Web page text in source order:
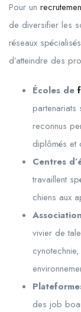
Pour un
de diversifier les
réseaux
d’atteindre des
Écoles de
reconnus
diplômés et
Centres
travaillent
chiens aux
vivier de
des job